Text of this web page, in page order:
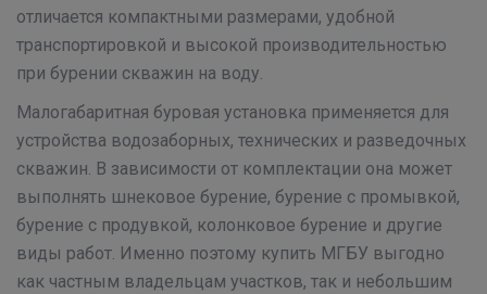
отличается компактными размерами, удобной
транспортировкой и высокой производительностью
при бурении скважин на воду.
Малогабаритная буровая установка применяется для
устройства водозаборных, технических и разведочных
скважин. В зависимости от комплектации она может
выполнять шнековое бурение, бурение с промывкой,
бурение с продувкой, колонковое бурение и другие
виды работ. Именно поэтому купить МГБУ выгодно
как частным владельцам участков, так и небольшим